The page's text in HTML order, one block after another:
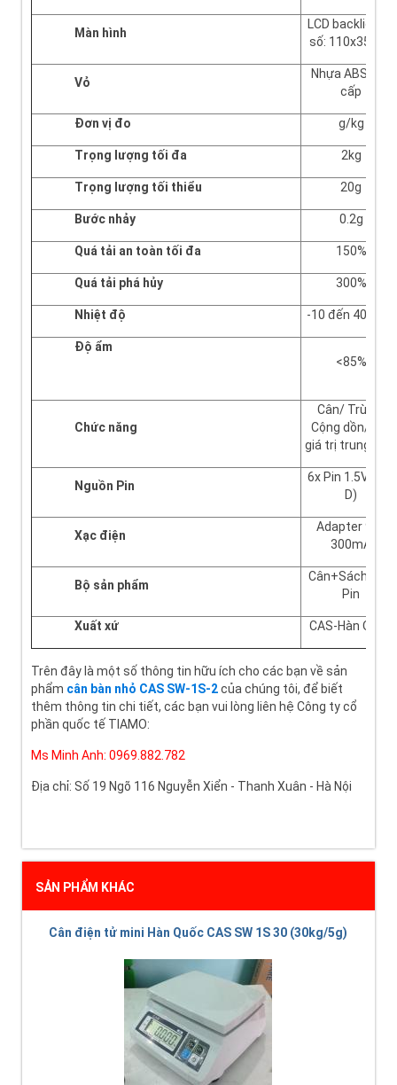
Màn hình
LCD backlight 5
số: 110x35mm
Vỏ
Nhựa ABS cao
cấp
Đơn vị đo g/kg
Trọng lượng tối đa 2kg
Trọng lượng tối thiểu 20g
Bước nhảy 0.2g
Quá tải an toàn tối đa 150%
Quá tải phá hủy 300%
Nhiệt độ -10 đến 40 độ C
Độ ẩm
<85%
Chức năng
Cân/ Trừ bì/
Cộng dồn/ Lấy
giá trị trung bình
Nguồn Pin
6x Pin 1.5V ( Cỡ
D)
Xạc điện
Adapter 9V/
300mA
Bộ sản phẩm
Cân+Sách HD+
Pin
Xuất xứ CAS-Hàn Quốc
Trên đây là một số thông tin hữu ích cho các bạn về sản
phẩm cân bàn nhỏ CAS SW-1S-2của chúng tôi, để biết
thêm thông tin chi tiết, các bạn vui lòng liên hệ Công ty cổ
phần quốc tế TIAMO:
Ms Minh Anh: 0969.882.782
Địa chỉ: Số 19 Ngõ 116 Nguyễn Xiển - Thanh Xuân - Hà Nội
SẢN PHẨM KHÁC
Cân điện tử mini Hàn Quốc CAS SW 1S 30 (30kg/5g)